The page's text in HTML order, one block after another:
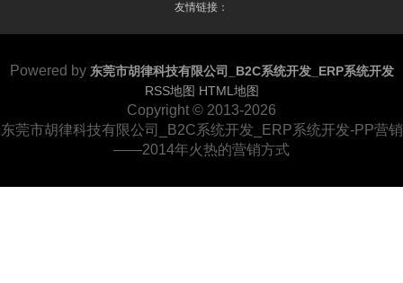
友情链接：
Powered by 东莞市胡律科技有限公司_B2C系统开发_ERP系统开发
RSS地图 HTML地图
Copyright © 2013-2026
东莞市胡律科技有限公司_B2C系统开发_ERP系统开发-PP营销
——2014年火热的营销方式